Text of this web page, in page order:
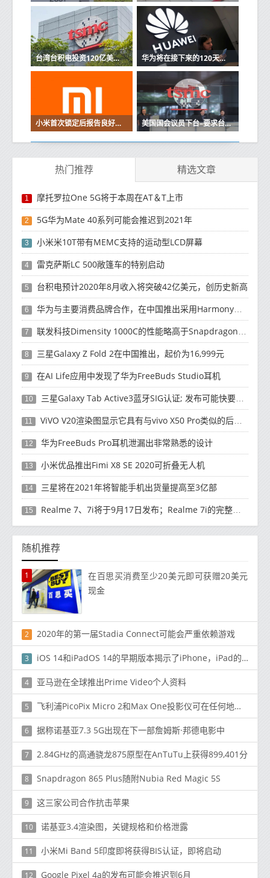
台湾台积电投资120亿美元在美建厂 华为将在接下来的120天内继续接收台积电的发货
小米首次锁定后报告良好的销售数字 美国国会议员下台–要求台积电与政府达成交易的细节
热门推荐 精选文章
1 摩托罗拉One 5G将于本周在AT＆T上市
2 5G华为Mate 40系列可能会推迟到2021年
3 小米米10T带有MEMC支持的运动型LCD屏幕
4 雷克萨斯LC 500敞篷车的特别启动
5 台积电预计2020年8月收入将突破42亿美元，创历史新高
6 华为与主要消费品牌合作，在中国推出采用HarmonyOS 2.0的智能家居产品
7 联发科技Dimensity 1000C的性能略高于Snapdragon 765G
8 三星Galaxy Z Fold 2在中国推出，起价为16,999元
9 在AI Life应用中发现了华为FreeBuds Studio耳机
10 三星Galaxy Tab Active3蓝牙SIG认证; 发布可能快要结束了
11 ViVO V20渲染图显示它具有与vivo X50 Pro类似的后部设计
12 华为FreeBuds Pro耳机泄漏出非常熟悉的设计
13 小米优品推出Fimi X8 SE 2020可折叠无人机
14 三星将在2021年将智能手机出货量提高至3亿部
15 Realme 7、7i将于9月17日发布；Realme 7i的完整规格并导致泄漏
随机推荐
1
在百思买消费至少20美元即可获赠20美元
现金
2 2020年的第一届Stadia Connect可能会严重依赖游戏
3 iOS 14和iPadOS 14的早期版本揭示了iPhone，iPad的新功能
4 亚马逊在全球推出Prime Video个人资料
5 飞利浦PicoPix Micro 2和Max One投影仪可在任何地方使用
6 据称诺基亚7.3 5G出现在下一部詹姆斯·邦德电影中
7 2.84GHz的高通骁龙875原型在AnTuTu上获得899,401分
8 Snapdragon 865 Plus随附Nubia Red Magic 5S
9 这三家公司合作抗击苹果
10 诺基亚3.4渲染图，关键规格和价格泄露
11 小米Mi Band 5印度即将获得BIS认证，即将启动
12 Google Pixel 4a的发布可能会推迟到6月